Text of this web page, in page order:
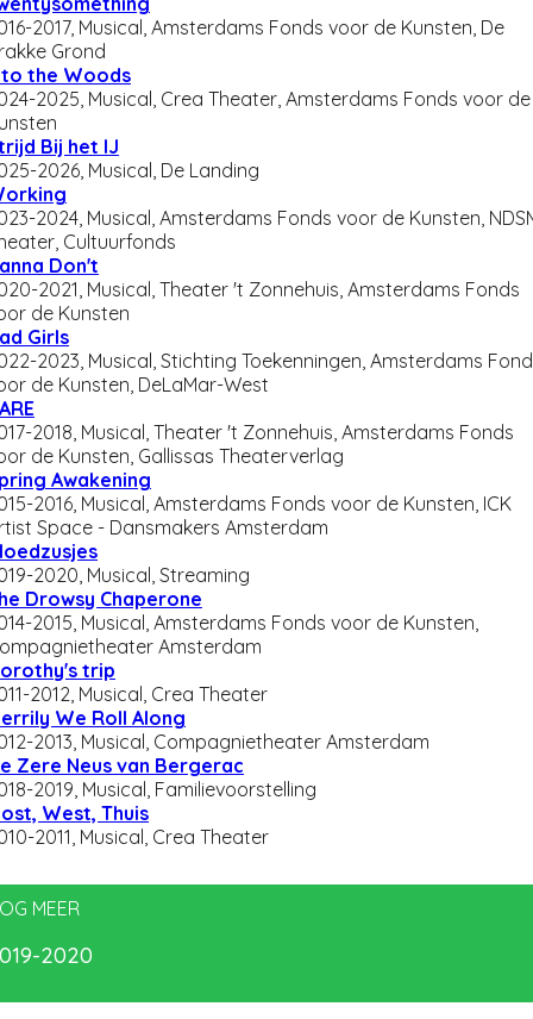
2017, Musical, Amsterdams Fonds voor de Kunsten, De
Grond
the Woods
2025, Musical, Crea Theater, Amsterdams Fonds voor de
Bij het IJ
2026, Musical, De Landing
2024, Musical, Amsterdams Fonds voor de Kunsten,
Cultuurfonds
Don't
2021, Musical, Theater 't Zonnehuis, Amsterdams Fonds
de Kunsten
Girls
2023, Musical, Stichting Toekenningen, Amsterdams
de Kunsten, DeLaMar-West
2018, Musical, Theater 't Zonnehuis, Amsterdams Fonds
de Kunsten, Gallissas Theaterverlag
Awakening
2016, Musical, Amsterdams Fonds voor de Kunsten, ICK
Space - Dansmakers Amsterdam
2020, Musical, Streaming
Drowsy Chaperone
2015, Musical, Amsterdams Fonds voor de Kunsten,
Amsterdam
trip
2012, Musical, Crea Theater
We Roll Along
2013, Musical, Compagnietheater Amsterdam
Zere Neus van Bergerac
2019, Musical, Familievoorstelling
West, Thuis
2011, Musical, Crea Theater
MEER
2020